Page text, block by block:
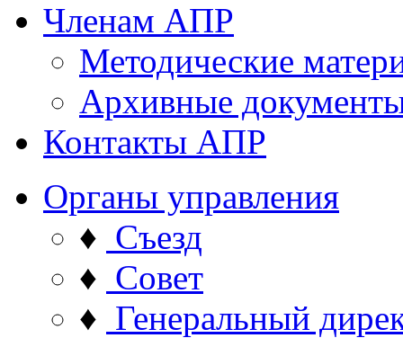
Членам АПР
Методические
Архивные
Контакты АПР
Органы управления
♦ Съезд
♦ Совет
♦ Генеральный